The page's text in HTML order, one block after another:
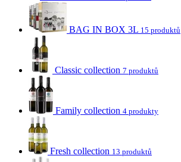
BAG IN BOX 3L 15 produktů
Classic collection 7 produktů
Family collection 4 produkty
Fresh collection 13 produktů